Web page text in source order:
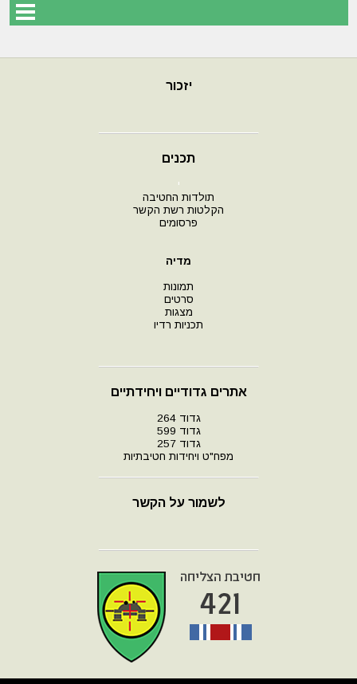
יזכור
תכנים
י
תולדות החטיבה
הקלטות רשת הקשר
פרסומים
מדיה
תמונות
סרטים
מצגות
תכניות רדיו
אתרים גדודיים ויחידתיים
גדוד 264
גדוד 599
גדוד 257
מפח"ט ויחידות חטיבתיות
לשמור על הקשר